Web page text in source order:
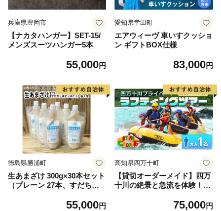
兵庫県豊岡市
【ナカタハンガー】SET-15/
メンズスーツハンガー5本
55,000円
愛知県幸田町
エアウィーヴ 車いすクッショ
ン ギフトBOX仕様
83,000円
徳島県勝浦町
生あまざけ 300g×30本セット
（プレーン 27本、すだち・
55,000円
高知県四万十町
【貸切オーダーメイド】四万
十川の絶景と急流を体験！四
ングツアー 大人1名『昼食
75,000円